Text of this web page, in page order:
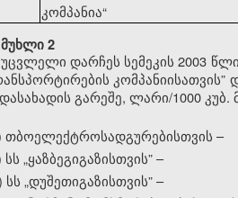
კომპანია“
მუხლი 2
უცვლელი დარჩეს სემეკის 2003
გარეშე, ლარი/1000 კუბ.
თბოელექტროსადგურებისთვის –
სს„ყაზბეგიგაზისთვის” –
სს„დუშეთიგაზისთვის” –